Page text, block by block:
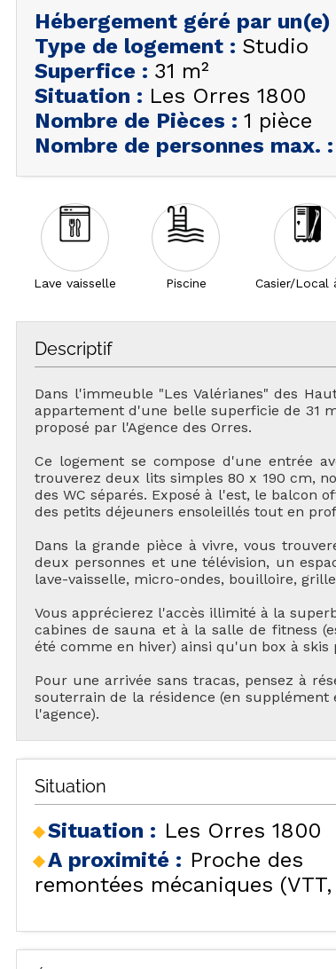
HÉBERGEMENTS
Hébergement géré par un(e)
Type de logement : Studio
Superfice : 31 m²
Situation : Les Orres 1800
Nombre de Pièces : 1 pièce
Nombre de personnes max. :
Lave vaisselle Piscine Casier/Local
Descriptif
Dans l'immeuble "Les Valérianes" des
appartement d'une belle superficie de 31
proposé par l'Agence des Orres.
Ce logement se compose d'une entrée
trouverez deux lits simples 80 x 190 cm,
des WC séparés. Exposé à l'est, le balcon
des petits déjeuners ensoleillés tout en
Dans la grande pièce à vivre, vous
deux personnes et une télévision, un
lave-vaisselle, micro-ondes, bouilloire,
Vous apprécierez l'accès illimité à la
cabines de sauna et à la salle de fitness
été comme en hiver) ainsi qu'un box à
Pour une arrivée sans tracas, pensez à
souterrain de la résidence (en
l'agence).
Situation
Situation : Les Orres 1800
A proximité : Proche des
remontées mécaniques (VTT,